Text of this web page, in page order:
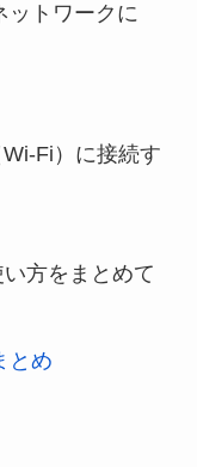
ットワークに
Fi）に接続す
方をまとめて
とめ